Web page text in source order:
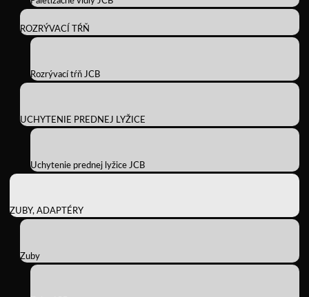
ROZRÝVACÍ TŔŇ
Rozrývací tŕň JCB
UCHYTENIE PREDNEJ LYŽICE
Uchytenie prednej lyžice JCB
ZUBY, ADAPTÉRY
Zuby